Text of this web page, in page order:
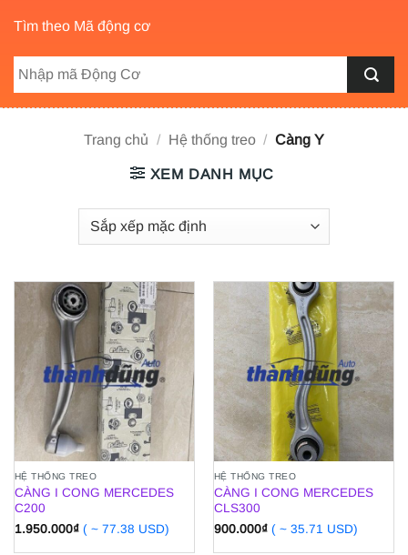
Tìm theo Mã động cơ
Trang chủ / Hệ thống treo / Càng Y
XEM DANH MỤC
HỆ THỐNG TREO
CÀNG I CONG MERCEDES
C200
1.950.000₫ ( ~ 77.38 USD)
HỆ THỐNG TREO
CÀNG I CONG MERCEDES
CLS300
900.000₫ ( ~ 35.71 USD)